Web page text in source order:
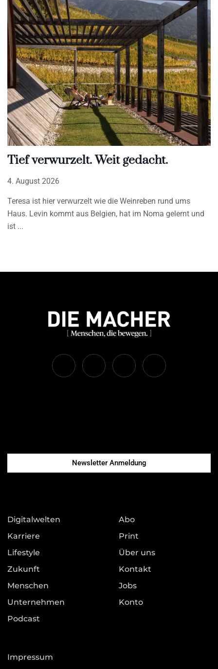
Tief verwurzelt. Weit gedacht.
4. August 2026
Teresa ist hier verwurzelt wie die Weinreben rund ums
Haus. Levin kommt aus Belgien, hat im Noma gelernt und
ist
Newsletter Anmeldung
Digitalwelten
Karriere
Lifestyle
Zukunft
Menschen
Unternehmen
Podcast
Abo
Print
Über uns
Kontakt
Jobs
Konto
Impressum